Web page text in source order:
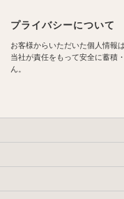
プライバシーについて
お客様からいただいた個人情報
当社が責任をもって安全に蓄積
ん。